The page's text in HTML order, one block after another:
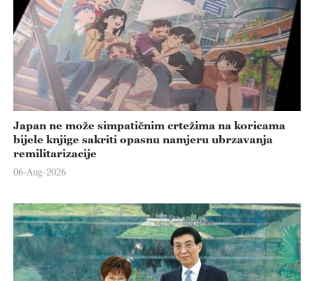
Japan ne može simpatičnim crtežima na koricama
bijele knjige sakriti opasnu namjeru ubrzavanja
remilitarizacije
06-Aug-2026